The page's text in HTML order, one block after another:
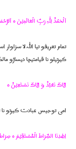
اَلْحَمْدُ لِلّٰہِ رَبِّ الْعَالَمِیْنَ ہ
تمام تعریفو تیا اللہ لا
کیرتیلو نا قیامتیچا دیساژو
اِیَّاکَ نَعْبُدُ وَ اِیَّاکَ نَسْتَعِیْنُ ہ
امی توجیس عبادت کیرتو
اِھْدِنَا الصِّرَاطَ الْمُسْتَقِیْمَ ہ